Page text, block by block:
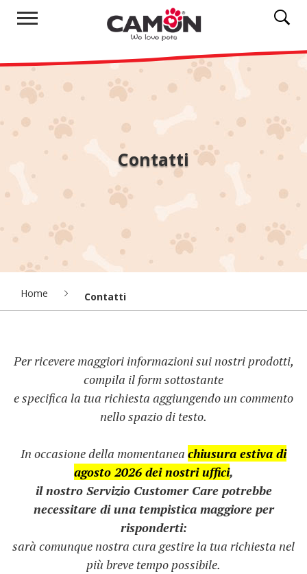
Contatti
Home Contatti
Per ricevere maggiori informazioni sui nostri prodotti,
compila il form sottostante
e specifica la tua richiesta aggiungendo un commento
nello spazio di testo.
In occasione della momentanea chiusura estiva di
agosto 2026 dei nostri uffici,
il nostro Servizio Customer Care potrebbe
necessitare di una tempistica maggiore per
risponderti:
sarà comunque nostra cura gestire la tua richiesta nel
più breve tempo possibile.